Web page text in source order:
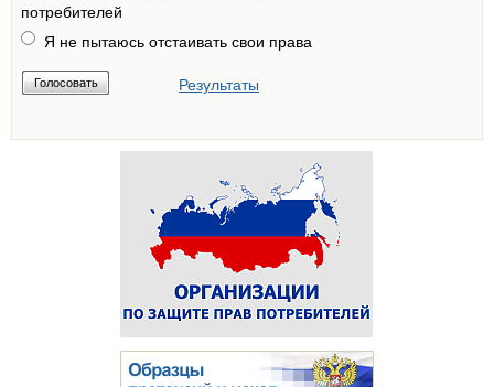
потребителей
Я не пытаюсь отстаивать свои права
Результаты